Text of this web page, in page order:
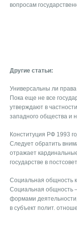
вопросам
Другие статьи:
Универсальны ли
Пока еще не все
утверждают в
западного общества и
Конституция РФ 1993
Следует обратить
отражает
государстве в
Социальная общность
Социальная общность
формами
в субъект полит.